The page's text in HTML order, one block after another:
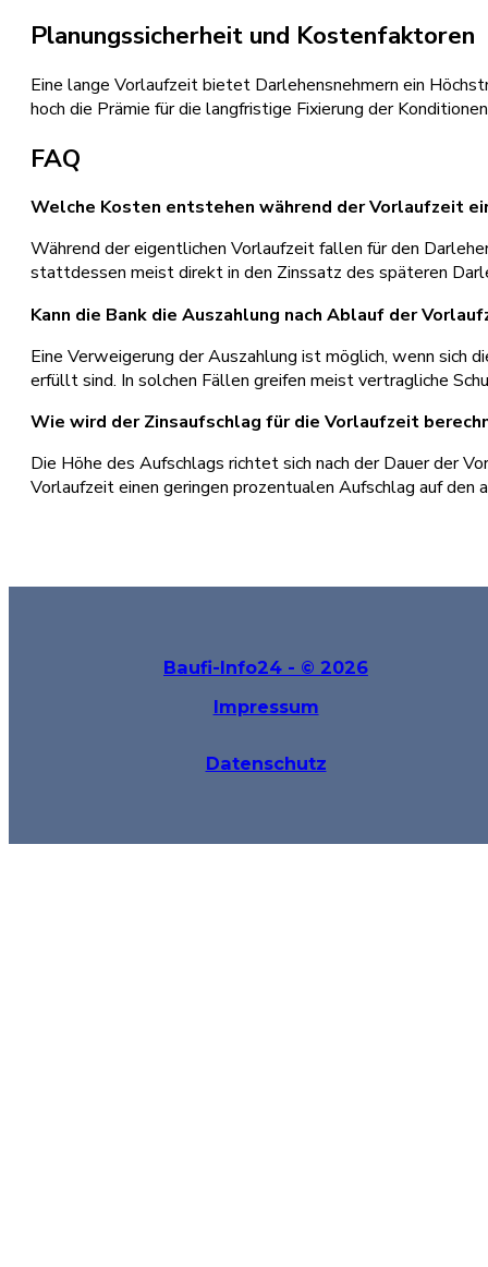
Planungssicherheit und Kostenfaktoren
Eine lange Vorlaufzeit bietet Darlehensnehmern ein
hoch die Prämie für die langfristige Fixierung der
FAQ
Welche Kosten entstehen während der Vorlaufzeit
Während der eigentlichen Vorlaufzeit fallen für den
stattdessen meist direkt in den Zinssatz des späteren
Kann die Bank die Auszahlung nach Ablauf der
Eine Verweigerung der Auszahlung ist möglich, wenn sich
erfüllt sind. In solchen Fällen greifen meist vertragliche
Wie wird der Zinsaufschlag für die Vorlaufzeit
Die Höhe des Aufschlags richtet sich nach der Dauer der
Vorlaufzeit einen geringen prozentualen Aufschlag auf den
Baufi-Info24 - © 2026
Impressum
Datenschutz